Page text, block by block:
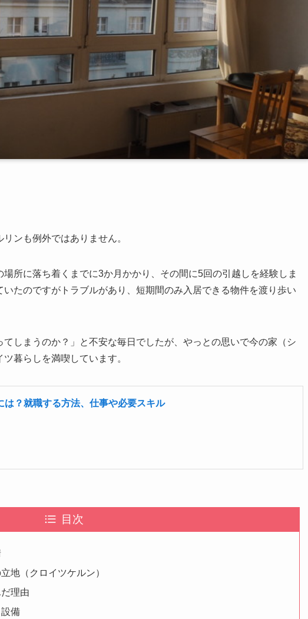
ンも例外ではありません。
所に落ち着くまでに3か月かかり、その間に5回の引越しを経験しま
たのですがトラブルがあり、短期間のみ入居できる物件を渡り歩い
しまうのか？」と不安な毎日でしたが、やっとの思いで今の家（シ
暮らしを満喫しています。
は？就職する方法、仕事や必要スキル
目次
地（クロイツケルン）
理由
備